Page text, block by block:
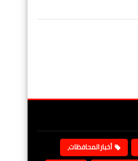
أخبارالمحافظات،